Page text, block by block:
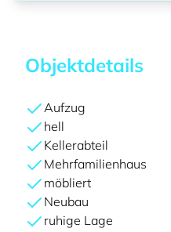
Objektdetails
Aufzug
hell
Kellerabteil
Mehrfamilienhaus
möbliert
Neubau
ruhige Lage